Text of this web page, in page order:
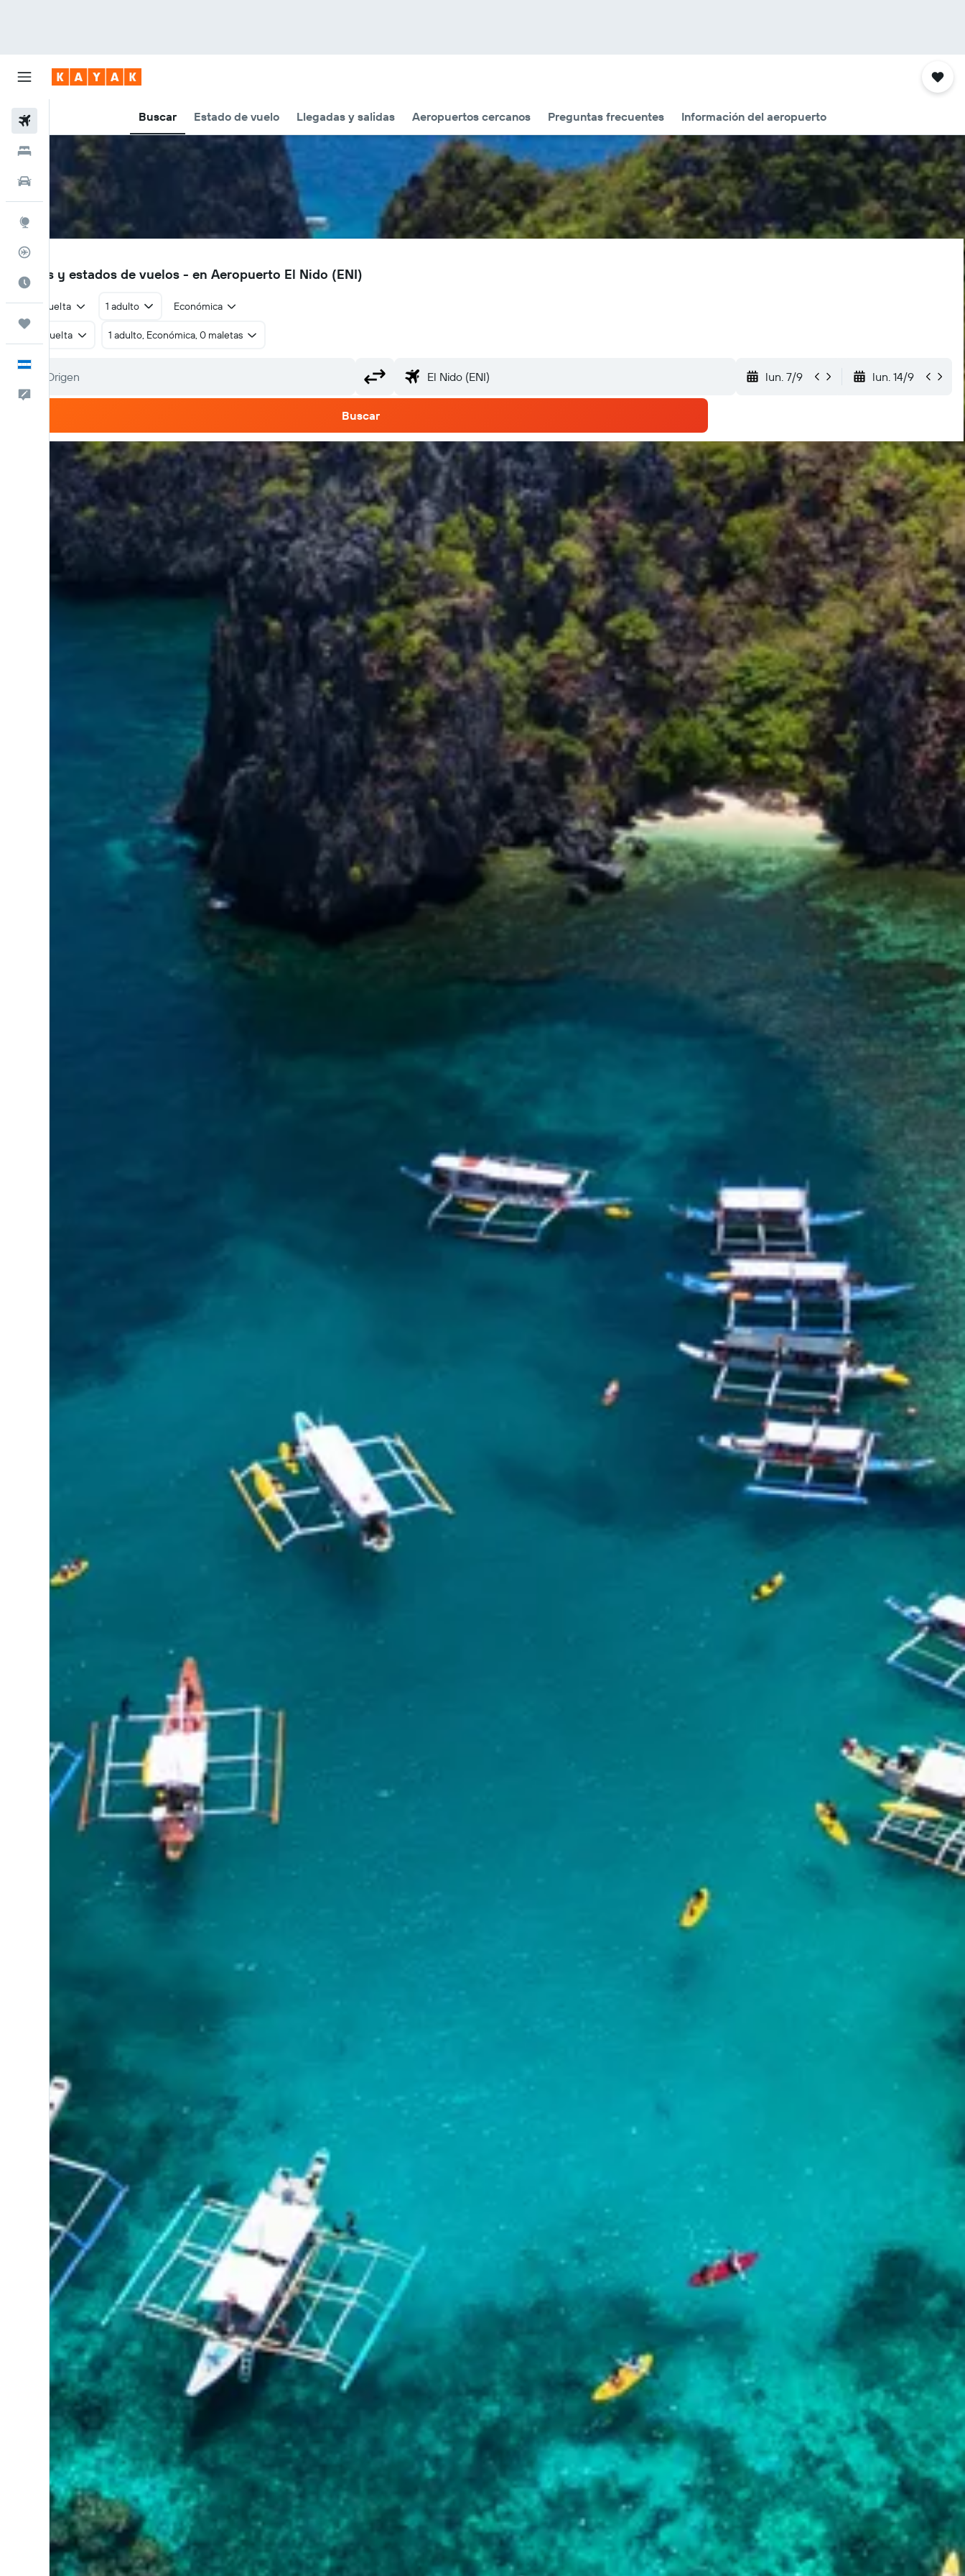
Buscar Estado de vuelo Llegadas y salidas Aeropuertos cercanos Preguntas frecuentes Información del aeropuerto
Hoteles
Autos
Explore
Cuándo ir
ENI
Vuelos y estados de vuelos - en Aeropuerto El Nido (ENI)
Ida y vuelta 1 adulto Económica
Ida y vuelta 1 adulto, Económica, 0 maletas
lun. 7/9 lun. 14/9
Buscar